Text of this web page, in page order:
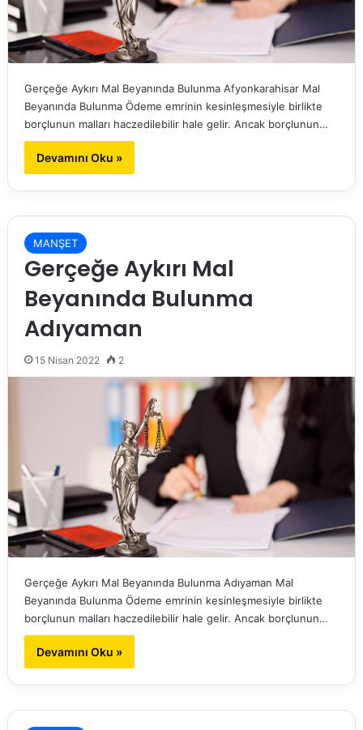
Gerçeğe Aykırı Mal Beyanında Bulunma Afyonkarahisar Mal
Beyanında Bulunma Ödeme emrinin kesinleşmesiyle birlikte
borçlunun malları haczedilebilir hale gelir. Ancak borçlunun…
Devamını Oku »
MANŞET
Gerçeğe Aykırı Mal
Beyanında Bulunma
Adıyaman
15 Nisan 2022 2
Gerçeğe Aykırı Mal Beyanında Bulunma Adıyaman Mal
Beyanında Bulunma Ödeme emrinin kesinleşmesiyle birlikte
borçlunun malları haczedilebilir hale gelir. Ancak borçlunun…
Devamını Oku »